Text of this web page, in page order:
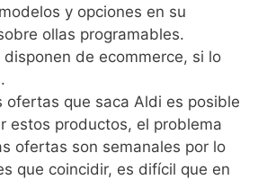
y opciones en su
ollas programables.
disponen de ecommerce, si lo
ofertas que saca Aldi es posible
estos productos, el problema
ofertas son semanales por lo
que coincidir, es difícil que en